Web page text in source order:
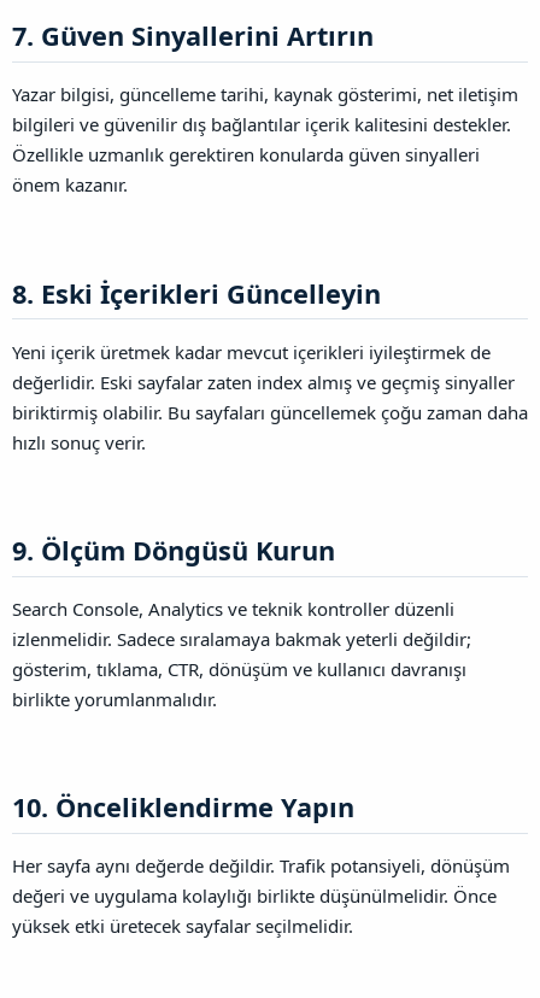
7. Güven Sinyallerini Artırın​
Yazar bilgisi, güncelleme tarihi, kaynak gösterimi, net iletişim
bilgileri ve güvenilir dış bağlantılar içerik kalitesini destekler.
Özellikle uzmanlık gerektiren konularda güven sinyalleri
önem kazanır.
8. Eski İçerikleri Güncelleyin​
Yeni içerik üretmek kadar mevcut içerikleri iyileştirmek de
değerlidir. Eski sayfalar zaten index almış ve geçmiş sinyaller
biriktirmiş olabilir. Bu sayfaları güncellemek çoğu zaman daha
hızlı sonuç verir.
9. Ölçüm Döngüsü Kurun​
Search Console, Analytics ve teknik kontroller düzenli
izlenmelidir. Sadece sıralamaya bakmak yeterli değildir;
gösterim, tıklama, CTR, dönüşüm ve kullanıcı davranışı
birlikte yorumlanmalıdır.
10. Önceliklendirme Yapın​
Her sayfa aynı değerde değildir. Trafik potansiyeli, dönüşüm
değeri ve uygulama kolaylığı birlikte düşünülmelidir. Önce
yüksek etki üretecek sayfalar seçilmelidir.